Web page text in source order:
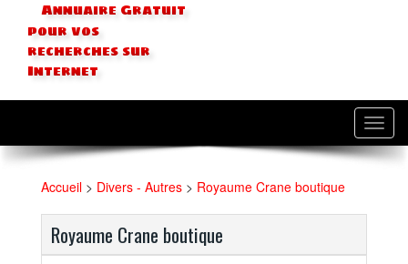
Annuaire Gratuit
pour vos
recherches sur
Internet
Accueil > Divers - Autres > Royaume Crane boutique
Royaume Crane boutique